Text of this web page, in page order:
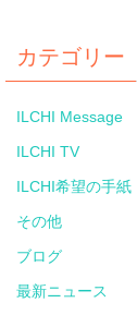
カテゴリー
ILCHI Message
ILCHI TV
ILCHI希望の手紙
その他
ブログ
最新ニュース